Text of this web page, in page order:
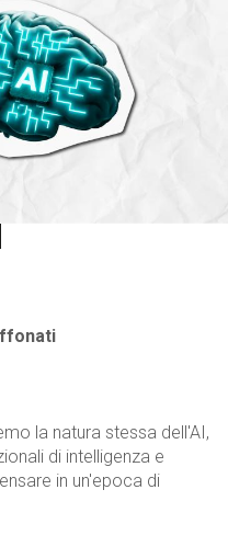
la natura stessa dell'AI,
di intelligenza e
in un'epoca di